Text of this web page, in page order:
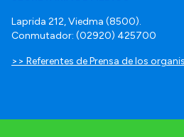
Laprida 212, Viedma (8500).
Conmutador: (02920) 425700
>> Referentes de Prensa de los